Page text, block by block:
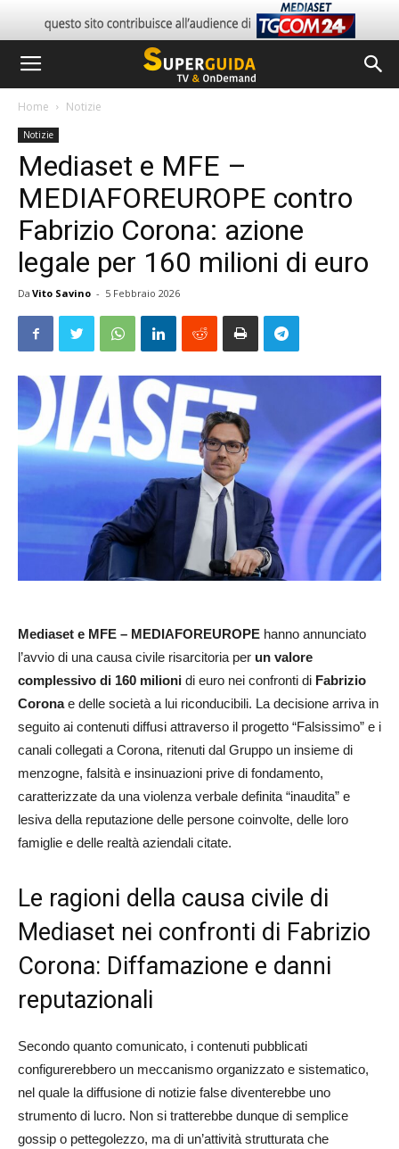
Home Notizie
Notizie
Mediaset e MFE –
MEDIAFOREUROPE contro
Fabrizio Corona: azione
legale per 160 milioni di euro
Da Vito Savino - 5 Febbraio 2026
Mediaset e MFE – MEDIAFOREUROPE hanno annunciato
l’avvio di una causa civile risarcitoria per un valore
complessivo di 160 milioni di euro nei confronti di Fabrizio
Coronae delle società a lui riconducibili. La decisione arriva in
seguito ai contenuti diffusi attraverso il progetto “Falsissimo” e i
canali collegati a Corona, ritenuti dal Gruppo un insieme di
menzogne, falsità e insinuazioni prive di fondamento,
caratterizzate da una violenza verbale definita “inaudita” e
lesiva della reputazione delle persone coinvolte, delle loro
famiglie e delle realtà aziendali citate.
Le ragioni della causa civile di
Mediaset nei confronti di Fabrizio
Corona: Diffamazione e danni
reputazionali
Secondo quanto comunicato, i contenuti pubblicati
configurerebbero un meccanismo organizzato e sistematico,
nel quale la diffusione di notizie false diventerebbe uno
strumento di lucro. Non si tratterebbe dunque di semplice
gossip o pettegolezzo, ma di un’attività strutturata che